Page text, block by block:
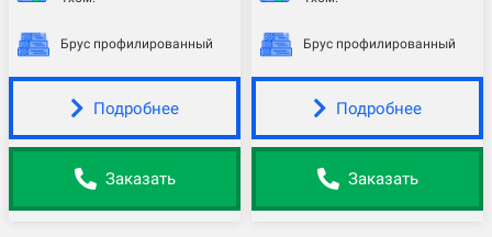
Брус профилированный
Подробнее
Заказать
Брус профилированный
Подробнее
Заказать